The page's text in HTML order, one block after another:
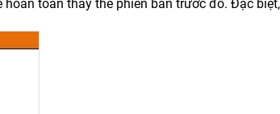
toàn thay thế phiên bản trước đó. Đặc